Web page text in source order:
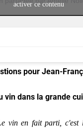
activer ce contenu
pour Jean-
vin dans la grande
vin en fait parti, c'est